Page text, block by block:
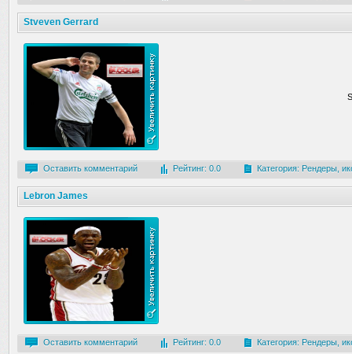
Stveven Gerrard
Оставить комментарий Рейтинг: 0.0 Категория: Рендеры,
Lebron James
Оставить комментарий Рейтинг: 0.0 Категория: Рендеры,